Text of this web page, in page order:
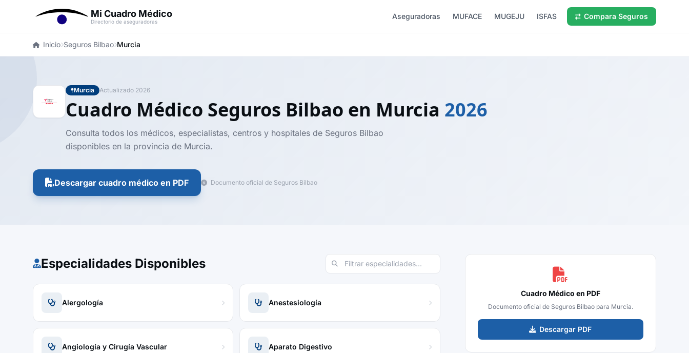
Mi Cuadro Médico
Directorio de aseguradoras
Aseguradoras MUFACE MUGEJU ISFAS Compara Seguros
Inicio Seguros Bilbao Murcia
Murcia Actualizado 2026
Cuadro Médico Seguros Bilbao en Murcia 2026
Consulta todos los médicos, especialistas, centros y hospitales de Seguros Bilbao
disponibles en la provincia de Murcia.
Descargar cuadro médico en PDF Documento oficial de Seguros Bilbao
Especialidades Disponibles
Alergología Anestesiología
Angiología y Cirugía Vascular Aparato Digestivo
Cuadro Médico en PDF
Documento oficial de Seguros Bilbao para Murcia.
Descargar PDF